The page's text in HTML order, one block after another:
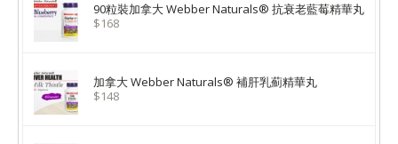
90粒裝加拿大 Webber Naturals® 抗衰老藍莓精華丸
$168
加拿大 Webber Naturals® 補肝乳薊精華丸
$148